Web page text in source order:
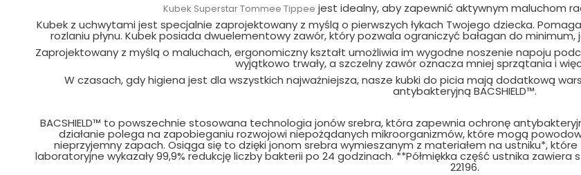
Kubek Superstar Tommee Tippee jest idealny, aby zapewnić aktywnym maluchom
Kubek z uchwytami jest specjalnie zaprojektowany z myślą o pierwszych łykach Twojego dziecka.
rozlaniu płynu. Kubek posiada dwuelementowy zawór, który pozwala ograniczyć bałagan do
Zaprojektowany z myślą o maluchach, ergonomiczny kształt umożliwia im wygodne noszenie napoju
wyjątkowo trwały, a szczelny zawór oznacza mniej sprzątania i
W czasach, gdy higiena jest dla wszystkich najważniejsza, nasze kubki do picia mają dodatkową
antybakteryjną BACSHIELD™.
BACSHIELD™ to powszechnie stosowana technologia jonów srebra, która zapewnia ochronę
działanie polega na zapobieganiu rozwojowi niepożądanych mikroorganizmów, które mogą
nieprzyjemny zapach. Osiąga się to dzięki jonom srebra wymieszanym z materiałem na ustniku*,
laboratoryjne wykazały 99,9% redukcję liczby bakterii po 24 godzinach. **Półmiękka część ustnika
22196.